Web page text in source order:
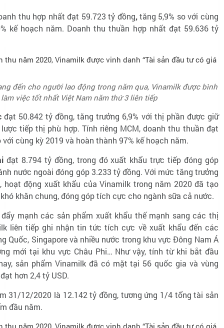
thu hợp nhất đạt 59.723 tỷ đồng,tăng 5,9% so với cùng
kế hoạch năm. Doanh thu thuần hợp nhất đạt 59.636 tỷ
đến cho người lao động trong năm qua, Vinamilk được bình
việc tốt nhất Việt Nam năm thứ 3 liên tiếp
đạt 50.842 tỷ đồng, tăng trưởng 6,9% với thị phần được giữ
tiếp thị phù hợp. Tính riêng MCM, doanh thu thuần đạt
cùng kỳ 2019 và hoàn thành 97% kế hoạch năm.
đạt 8.794 tỷ đồng, trong đó xuất khẩu trực tiếp đóng góp
nước ngoài đóng góp 3.233 tỷ đồng. Với mức tăng trưởng
hoạt động xuất khẩu của Vinamilk trong năm 2020 đã tạo
khăn chung, đóng góp tích cực cho ngành sữa cả nước.
mạnh các sản phẩm xuất khẩu thế mạnh sang các thị
liên tiếp ghi nhận tin tức tích cực về xuất khẩu đến các
Quốc, Singapore và nhiều nước trong khu vực Đông Nam Á
mới tại khu vực Châu Phi… Như vậy, tính từ khi bắt đầu
sản phẩm Vinamilk đã có mặt tại 56 quốc gia và vùng
hơn 2,4 tỷ USD.
31/12/2020 là 12.142 tỷ đồng, tương ứng 1/4 tổng tài sản
đầu năm.